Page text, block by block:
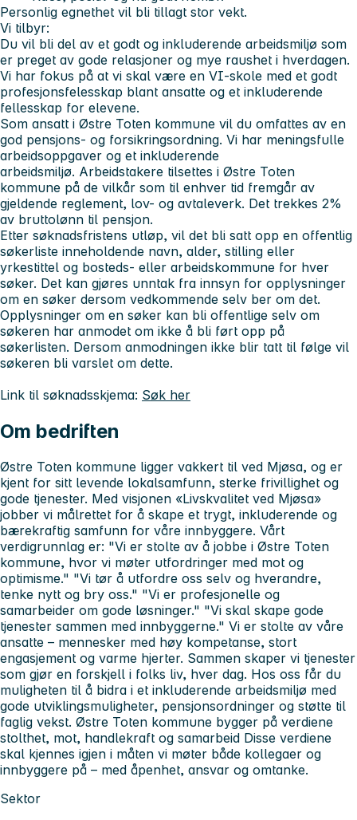
Personlig egnethet vil bli tillagt stor vekt.
Vi tilbyr:
Du vil bli del av et godt og inkluderende arbeidsmiljø som
er preget av gode relasjoner og mye raushet i hverdagen.
Vi har fokus på at vi skal være en VI-skole med et godt
profesjonsfelesskap blant ansatte og et inkluderende
fellesskap for elevene.
Som ansatt i Østre Toten kommune vil du omfattes av en
god pensjons- og forsikringsordning. Vi har meningsfulle
arbeidsoppgaver og et inkluderende
arbeidsmiljø. Arbeidstakere tilsettes i Østre Toten
kommune på de vilkår som til enhver tid fremgår av
gjeldende reglement, lov- og avtaleverk. Det trekkes 2%
av bruttolønn til pensjon.
Etter søknadsfristens utløp, vil det bli satt opp en offentlig
søkerliste inneholdende navn, alder, stilling eller
yrkestittel og bosteds- eller arbeidskommune for hver
søker. Det kan gjøres unntak fra innsyn for opplysninger
om en søker dersom vedkommende selv ber om det.
Opplysninger om en søker kan bli offentlige selv om
søkeren har anmodet om ikke å bli ført opp på
søkerlisten. Dersom anmodningen ikke blir tatt til følge vil
søkeren bli varslet om dette.
Link til søknadsskjema: Søk her
Om bedriften
Østre Toten kommune ligger vakkert til ved Mjøsa, og er
kjent for sitt levende lokalsamfunn, sterke frivillighet og
gode tjenester. Med visjonen «Livskvalitet ved Mjøsa»
jobber vi målrettet for å skape et trygt, inkluderende og
bærekraftig samfunn for våre innbyggere. Vårt
verdigrunnlag er: "Vi er stolte av å jobbe i Østre Toten
kommune, hvor vi møter utfordringer med mot og
optimisme." "Vi tør å utfordre oss selv og hverandre,
tenke nytt og bry oss." "Vi er profesjonelle og
samarbeider om gode løsninger." "Vi skal skape gode
tjenester sammen med innbyggerne." Vi er stolte av våre
ansatte – mennesker med høy kompetanse, stort
engasjement og varme hjerter. Sammen skaper vi tjenester
som gjør en forskjell i folks liv, hver dag. Hos oss får du
muligheten til å bidra i et inkluderende arbeidsmiljø med
gode utviklingsmuligheter, pensjonsordninger og støtte til
faglig vekst. Østre Toten kommune bygger på verdiene
stolthet, mot, handlekraft og samarbeid Disse verdiene
skal kjennes igjen i måten vi møter både kollegaer og
innbyggere på – med åpenhet, ansvar og omtanke.
Sektor